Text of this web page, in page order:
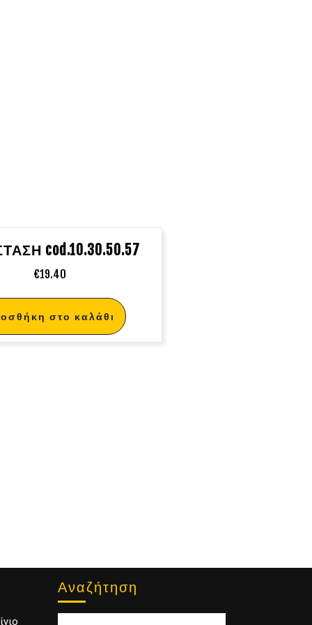
cod.10.30.50.57
€19.40
στο καλάθι
Αναζήτηση